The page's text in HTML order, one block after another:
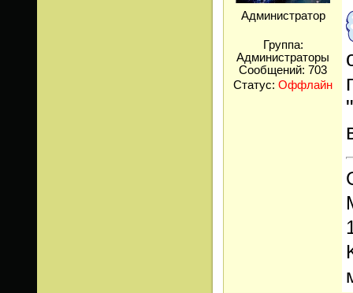
Администратор
Группа:
Администраторы
Сообщений: 703
Статус: Оффлайн